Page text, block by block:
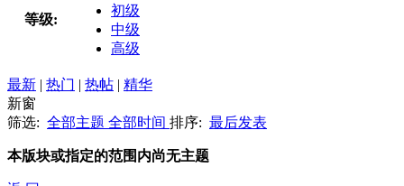
等级:
初级
中级
高级
最新 | 热门 | 热帖 | 精华
新窗
筛选: 全部主题 全部时间 排序: 最后发表
本版块或指定的范围内尚无主题